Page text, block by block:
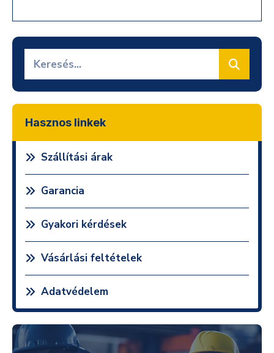
Hasznos linkek
Szállítási árak
Garancia
Gyakori kérdések
Vásárlási feltételek
Adatvédelem